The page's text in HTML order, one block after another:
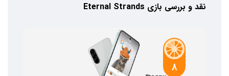
نقد و بررسی بازی Eternal Strands
8